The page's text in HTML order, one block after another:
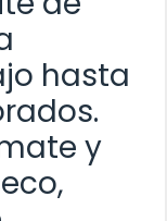
hasta
y